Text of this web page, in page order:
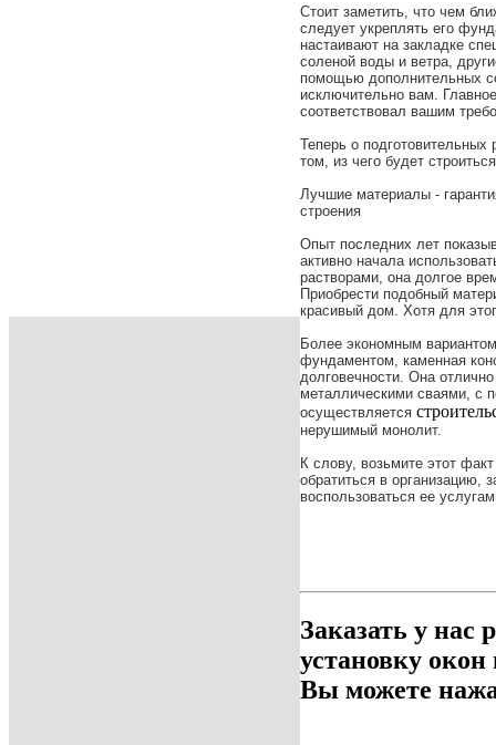
Стоит заметить, что чем
следует укреплять его
настаивают на закладке
соленой воды и ветра,
помощью дополнительных
исключительно вам.
соответствовал вашим
Теперь о подготовительных
том, из чего будет
Лучшие материалы -
строения
Опыт последних лет
активно начала
растворами, она долгое
Приобрести подобный
красивый дом. Хотя для
Более экономным
фундаментом, каменная
долговечности. Она
металлическими сваями, с
осуществляется
нерушимый монолит.
К слову, возьмите этот
обратиться в организацию,
воспользоваться ее
Заказать у нас
установку
Вы можете